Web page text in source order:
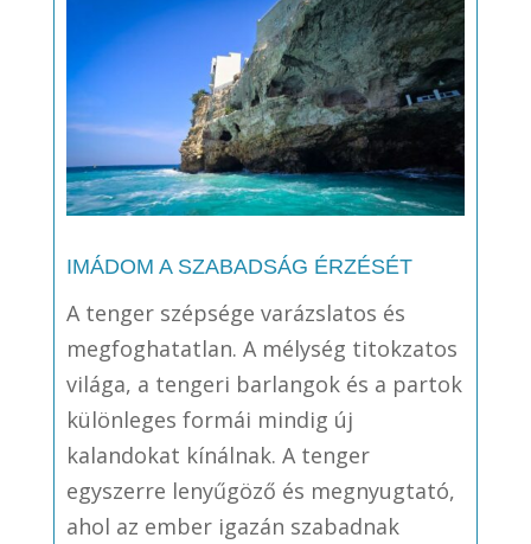
IMÁDOM A SZABADSÁG ÉRZÉSÉT
A tenger szépsége varázslatos és
megfoghatatlan. A mélység titokzatos
világa, a tengeri barlangok és a partok
különleges formái mindig új
kalandokat kínálnak. A tenger
egyszerre lenyűgöző és megnyugtató,
ahol az ember igazán szabadnak